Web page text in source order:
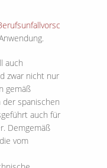
auch
zwar nicht nur
gemäß
der spanischen
auch für
Demgemäß
vom